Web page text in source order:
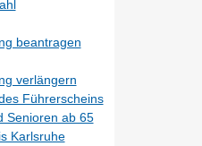
beantragen
verlängern
Führerscheins
Senioren ab 65
Karlsruhe